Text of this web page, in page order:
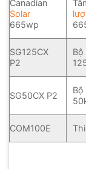
Canadian
Solar
665wp
SG125CX
P2
SG50CX P2
COM100E